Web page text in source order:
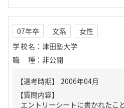
07年卒 文系
女性
学校名 ： 津田塾大学
職種 ： 非公開
【質問内容】
エントリーシートに書かれたこ